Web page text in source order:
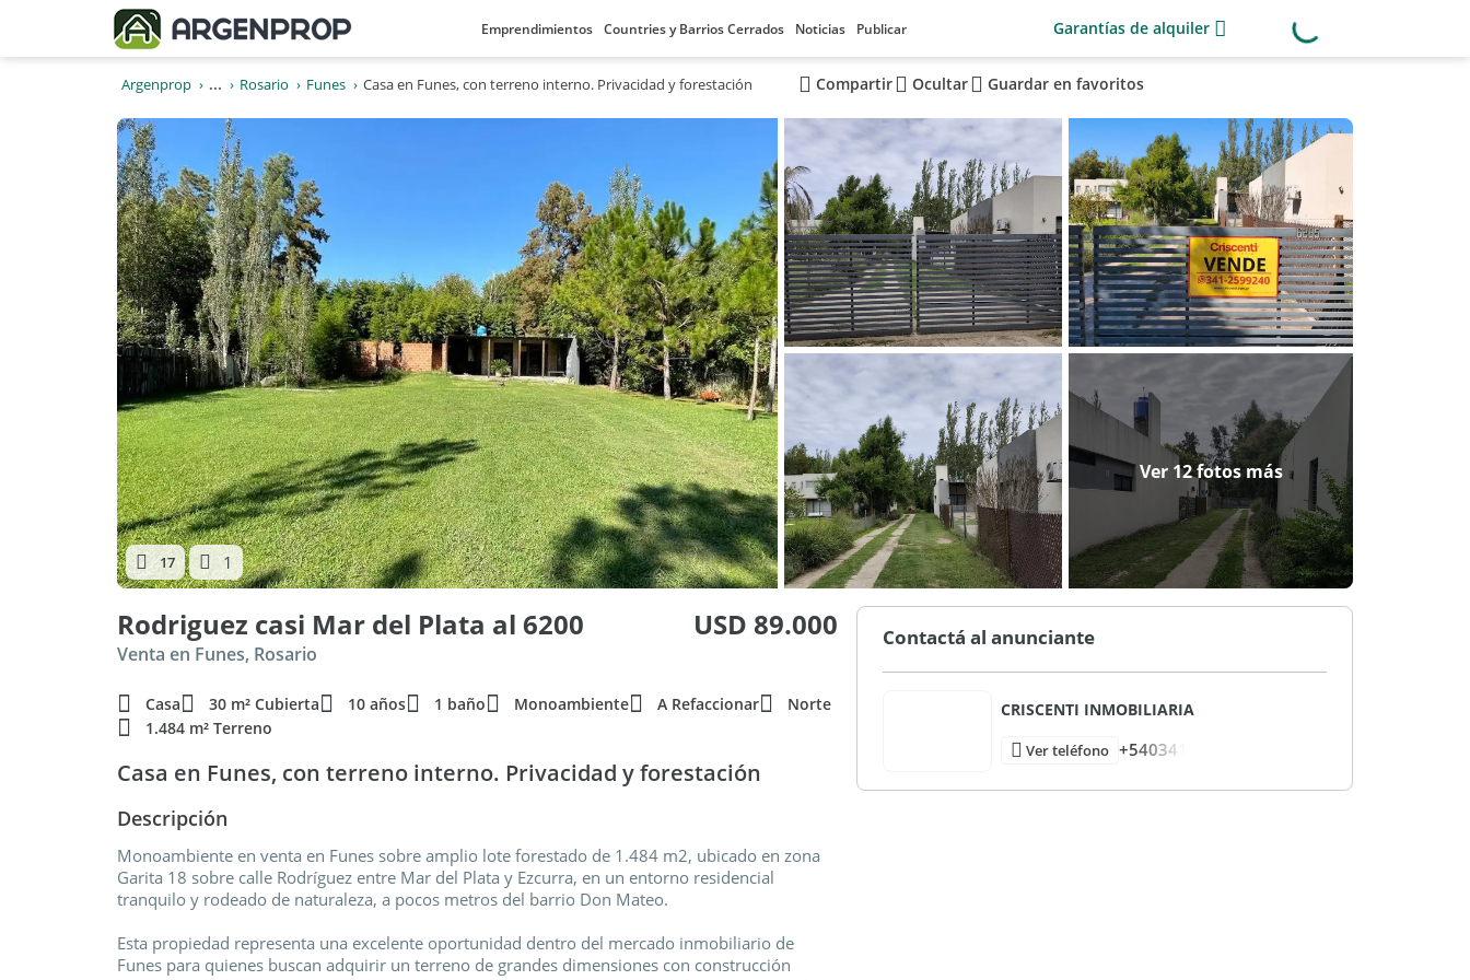
Emprendimientos Countries y Barrios Cerrados Noticias Publicar Garantías de alquiler
Argenprop ... Rosario Funes Casa en Funes, con terreno interno. Privacidad y forestación Compartir Ocultar Guardar en favoritos
Ver 12 fotos más
17 1
Rodriguez casi Mar del Plata al 6200 USD 89.000
Venta en Funes, Rosario
Casa 30 m² Cubierta 10 años 1 baño Monoambiente A Refaccionar
Norte
1.484 m² Terreno
Casa en Funes, con terreno interno. Privacidad y forestación
Descripción
Monoambiente en venta en Funes sobre amplio lote forestado de 1.484 m2, ubicado en zona
Garita 18 sobre calle Rodríguez entre Mar del Plata y Ezcurra, en un entorno residencial
tranquilo y rodeado de naturaleza, a pocos metros del barrio Don Mateo.
Esta propiedad representa una excelente oportunidad dentro del mercado inmobiliario de
Funes para quienes buscan adquirir un terreno de grandes dimensiones con construcción
Contactá al anunciante
CRISCENTI INMOBILIARIA
Ver teléfono +540341